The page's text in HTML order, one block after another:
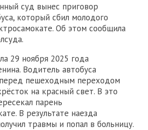
суд вынес приговор
который сбил молодого
Об этом сообщила
29 ноября 2025 года
Водитель автобуса
перед пешеходным переходом
на красный свет. В это
парень
В результате наезда
травмы и попал в больницу.